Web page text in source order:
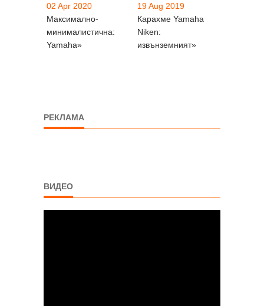
02 Apr 2020
Максимално-
минималистична:
Yamaha»
19 Aug 2019
Карахме Yamaha
Niken:
извънземният»
РЕКЛАМА
ВИДЕО